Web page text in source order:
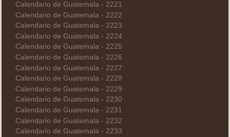
Calendario de Guatemala - 2221
Calendario de Guatemala - 2222
Calendario de Guatemala - 2223
Calendario de Guatemala - 2224
Calendario de Guatemala - 2225
Calendario de Guatemala - 2226
Calendario de Guatemala - 2227
Calendario de Guatemala - 2228
Calendario de Guatemala - 2229
Calendario de Guatemala - 2230
Calendario de Guatemala - 2231
Calendario de Guatemala - 2232
Calendario de Guatemala - 2233